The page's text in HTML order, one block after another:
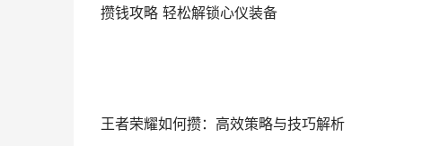
攒钱攻略 轻松解锁心仪装备
王者荣耀如何攒：高效策略与技巧解析